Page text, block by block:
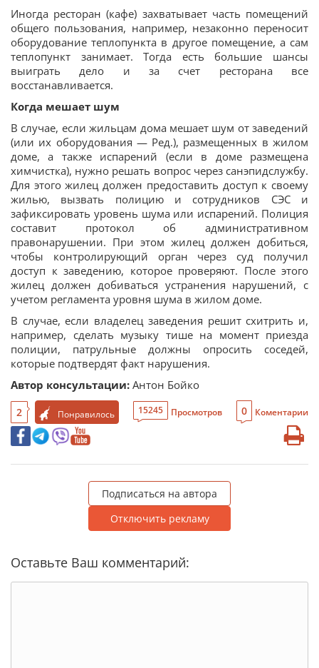
Иногда ресторан (кафе) захватывает часть помещений
общего пользования, например, незаконно переносит
оборудование теплопункта в другое помещение, а сам
теплопункт занимает. Тогда есть большие шансы
выиграть дело и за счет ресторана все
восстанавливается.
Когда мешает шум
В случае, если жильцам дома мешает шум от заведений
(или их оборудования — Ред.), размещенных в жилом
доме, а также испарений (если в доме размещена
химчистка), нужно решать вопрос через санэпидслужбу.
Для этого жилец должен предоставить доступ к своему
жилью, вызвать полицию и сотрудников СЭС и
зафиксировать уровень шума или испарений. Полиция
составит протокол об административном
правонарушении. При этом жилец должен добиться,
чтобы контролирующий орган через суд получил
доступ к заведению, которое проверяют. После этого
жилец должен добиваться устранения нарушений, с
учетом регламента уровня шума в жилом доме.
В случае, если владелец заведения решит схитрить и,
например, сделать музыку тише на момент приезда
полиции, патрульные должны опросить соседей,
которые подтвердят факт нарушения.
Автор консультации: Антон Бойко
2 Понравилось 15245 Просмотров 0 Коментарии
Подписаться на автора
Отключить рекламу
Оставьте Ваш комментарий: